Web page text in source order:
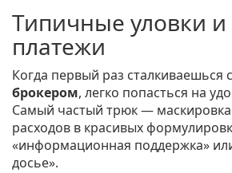
Типичные уловки
платежи
Когда первый раз сталкиваешься с
брокером, легко попасться на
Самый частый трюк —
расходов в красивых
«информационная поддержка»
досье».